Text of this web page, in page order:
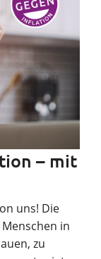
– mit
uns! Die
in
zu